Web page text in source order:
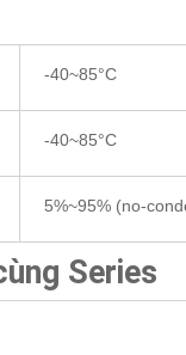
-40~85°C
-40~85°C
5%~95% (no-
Series